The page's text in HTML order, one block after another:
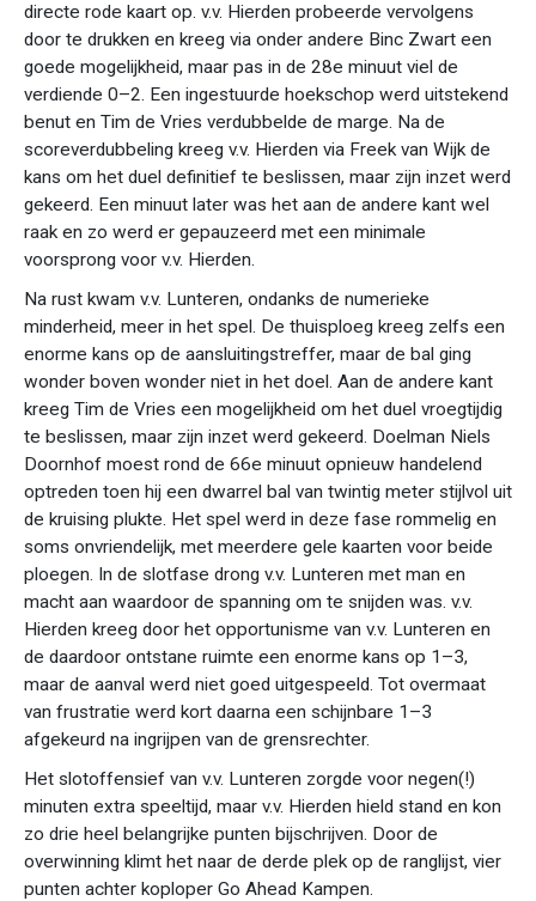
directe rode kaart op. v.v. Hierden probeerde vervolgens
door te drukken en kreeg via onder andere Binc Zwart een
goede mogelijkheid, maar pas in de 28e minuut viel de
verdiende 0–2. Een ingestuurde hoekschop werd uitstekend
benut en Tim de Vries verdubbelde de marge. Na de
scoreverdubbeling kreeg v.v. Hierden via Freek van Wijk de
kans om het duel definitief te beslissen, maar zijn inzet werd
gekeerd. Een minuut later was het aan de andere kant wel
raak en zo werd er gepauzeerd met een minimale
voorsprong voor v.v. Hierden.
Na rust kwam v.v. Lunteren, ondanks de numerieke
minderheid, meer in het spel. De thuisploeg kreeg zelfs een
enorme kans op de aansluitingstreffer, maar de bal ging
wonder boven wonder niet in het doel. Aan de andere kant
kreeg Tim de Vries een mogelijkheid om het duel vroegtijdig
te beslissen, maar zijn inzet werd gekeerd. Doelman Niels
Doornhof moest rond de 66e minuut opnieuw handelend
optreden toen hij een dwarrel bal van twintig meter stijlvol uit
de kruising plukte. Het spel werd in deze fase rommelig en
soms onvriendelijk, met meerdere gele kaarten voor beide
ploegen. In de slotfase drong v.v. Lunteren met man en
macht aan waardoor de spanning om te snijden was. v.v.
Hierden kreeg door het opportunisme van v.v. Lunteren en
de daardoor ontstane ruimte een enorme kans op 1–3,
maar de aanval werd niet goed uitgespeeld. Tot overmaat
van frustratie werd kort daarna een schijnbare 1–3
afgekeurd na ingrijpen van de grensrechter.
Het slotoffensief van v.v. Lunteren zorgde voor negen(!)
minuten extra speeltijd, maar v.v. Hierden hield stand en kon
zo drie heel belangrijke punten bijschrijven. Door de
overwinning klimt het naar de derde plek op de ranglijst, vier
punten achter koploper Go Ahead Kampen.